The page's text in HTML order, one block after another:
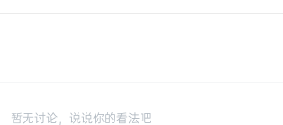
暂无讨论，说说你的看法吧